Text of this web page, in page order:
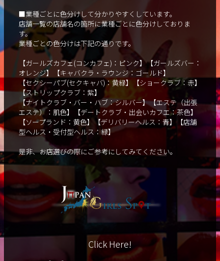
■業種ごとに色分けして分かりやすくしています。
店舗一覧の店舗名の箇所に業種ごとに色分けしておりま
す。
業種ごとの色分けは下記の通りです。
【ガールズカフェ(コンカフェ)：ピンク】【ガールズバー：
オレンジ】【キャバクラ・ラウンジ：ゴールド】
【セクシーパブ(セクキャバ)：黄緑】【ショークラブ：赤】
【ストリップクラブ：紫】
【ナイトクラブ・バー・ハブ：シルバー】【エステ（出張
エステ）：肌色】【デートクラブ・出会いカフエ：茶色】
【ソープランド：黄色】【デリバリーヘルス：青】【店舗
型ヘルス・受付型ヘルス：緑】
是非、お店選びの際にご参考にしてみてください。
Click Here!